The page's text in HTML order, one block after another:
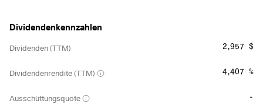
Dividendenkennzahlen
Dividenden (TTM) 2,957 $
Dividendenrendite (TTM) 4,407 %
Ausschüttungsquote -